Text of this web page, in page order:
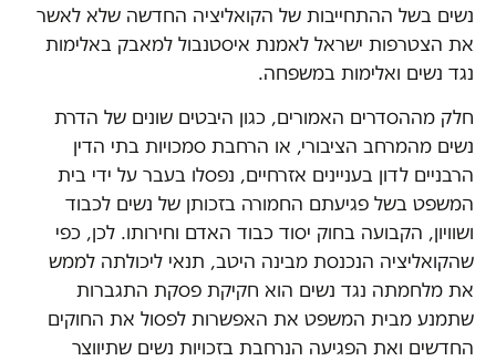
נשים בשל ההתחייבות של הקואליציה החדשה שלא לאשר
את הצטרפות ישראל לאמנת איסטנבול למאבק באלימות
נגד נשים ואלימות במשפחה.
חלק מההסדרים האמורים, כגון היבטים שונים של הדרת
נשים מהמרחב הציבורי, או הרחבת סמכויות בתי הדין
הרבניים לדון בעניינים אזרחיים, נפסלו בעבר על ידי בית
המשפט בשל פגיעתם החמורה בזכותן של נשים לכבוד
ושוויון, הקבועה בחוק יסוד כבוד האדם וחירותו. לכן, כפי
שהקואליציה הנכנסת מבינה היטב, תנאי ליכולתה לממש
את מלחמתה נגד נשים הוא חקיקת פסקת התגברות
שתמנע מבית המשפט את האפשרות לפסול את החוקים
החדשים ואת הפגיעה הנרחבת בזכויות נשים שתיווצר